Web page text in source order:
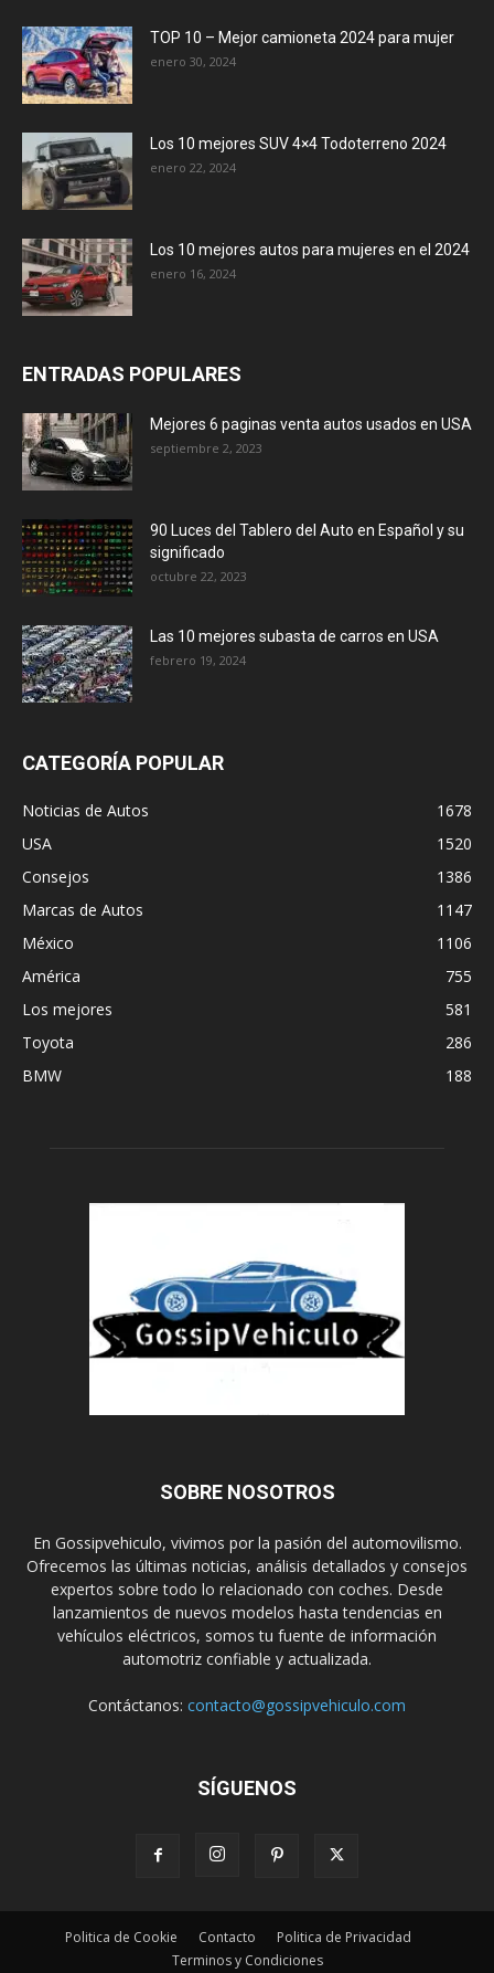
TOP 10 – Mejor camioneta 2024 para mujer
enero 30, 2024
Los 10 mejores SUV 4×4 Todoterreno 2024
enero 22, 2024
Los 10 mejores autos para mujeres en el 2024
enero 16, 2024
ENTRADAS POPULARES
Mejores 6 paginas venta autos usados en USA
septiembre 2, 2023
90 Luces del Tablero del Auto en Español y su
significado
octubre 22, 2023
Las 10 mejores subasta de carros en USA
febrero 19, 2024
CATEGORÍA POPULAR
Noticias de Autos
1678
USA
1520
Consejos
1386
Marcas de Autos
1147
México
1106
América
755
Los mejores
581
Toyota
286
BMW
188
SOBRE NOSOTROS
En Gossipvehiculo, vivimos por la pasión del automovilismo.
Ofrecemos las últimas noticias, análisis detallados y consejos
expertos sobre todo lo relacionado con coches. Desde
lanzamientos de nuevos modelos hasta tendencias en
vehículos eléctricos, somos tu fuente de información
automotriz confiable y actualizada.
Contáctanos: contacto@gossipvehiculo.com
SÍGUENOS
Politica de Cookie Contacto
Politica de Privacidad
Terminos y Condiciones